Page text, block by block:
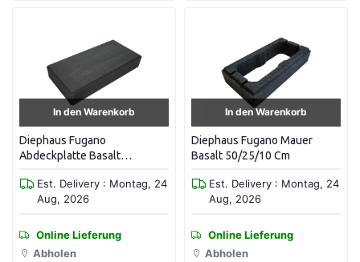
In den Warenkorb
Diephaus Fugano
Abdeckplatte Basalt
Est. Delivery : Montag, 24
Aug, 2026
Online Lieferung
Abholen
In den Warenkorb
Diephaus Fugano Mauer
Basalt 50/25/10 Cm
Est. Delivery : Montag, 24
Aug, 2026
Online Lieferung
Abholen